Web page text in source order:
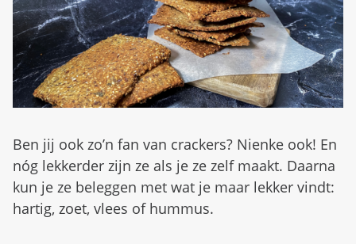
d
b
e
z
i
g
Ben jij ook zo’n fan van crackers? Nienke ook! En
nóg lekkerder zijn ze als je ze zelf maakt. Daarna
kun je ze beleggen met wat je maar lekker vindt:
hartig, zoet, vlees of hummus.